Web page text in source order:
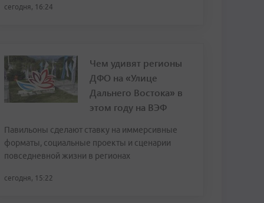
сегодня, 16:24
Чем удивят регионы
ДФО на «Улице
Дальнего Востока» в
этом году на ВЭФ
Павильоны сделают ставку на иммерсивные
форматы, социальные проекты и сценарии
повседневной жизни в регионах
сегодня, 15:22